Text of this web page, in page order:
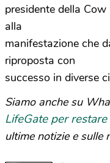
presidente della
alla
manifestazione che
riproposta con
successo in diverse
Siamo anche su
LifeGate per
ultime notizie e sulle